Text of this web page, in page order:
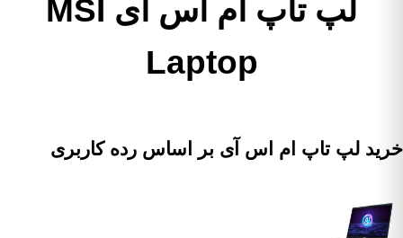
لپ تاپ ام اس آی MSI
Laptop
لپ تاپ ام اس آی بر اساس رده کاربری